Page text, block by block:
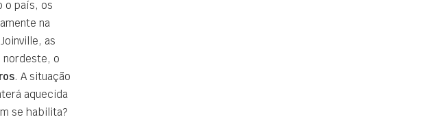
o país, os
na
as
nordeste, o
. A situação
aquecida
se habilita?